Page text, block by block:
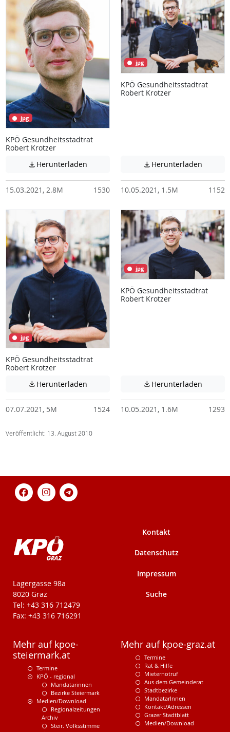
jpg
KPÖ Gesundheitsstadtrat
Robert Krotzer
 Herunterladen Achtung: Diese Datei enthält unter
15.03.2021, 2.8M 1530
jpg
KPÖ Gesundheitsstadtrat
Robert Krotzer
 Herunterladen
10.05.2021, 1.5M 1152
jpg
KPÖ Gesundheitsstadtrat
Robert Krotzer
 Herunterladen Achtung: Diese Datei enthält unter
07.07.2021, 5M 1524
jpg
KPÖ Gesundheitsstadtrat
Robert Krotzer
 Herunterladen
10.05.2021, 1.6M 1293
Veröffentlicht: 13. August 2010
KPÖ-Steiermark
Lagergasse 98a
8020 Graz
Tel: +43 316 712479
Fax: +43 316 716291
Kontakt
Datenschutz
Impressum
Suche
Mehr auf kpoe-
steiermark.at
Termine
KPÖ - regional
Mandatarinnen
Bezirke Steiermark
Medien/Download
Regionalzeitungen
Archiv
Steir. Volksstimme
Mehr auf kpoe-graz.at
Termine
Rat & Hilfe
Mieternotruf
Aus dem Gemeinderat
Stadtbezirke
MandatarInnen
Kontakt/Adressen
Grazer Stadtblatt
Medien/Download